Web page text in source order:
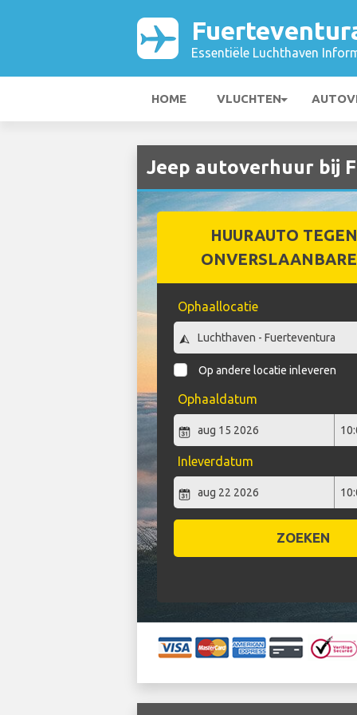
Essentiële Luchthaven
HOME VLUCHTEN
Jeep autoverhuur bij
HUURAUTO
Ophaallocatie
Op andere locatie inleveren
Ophaaldatum
Inleverdatum
ZOEKEN